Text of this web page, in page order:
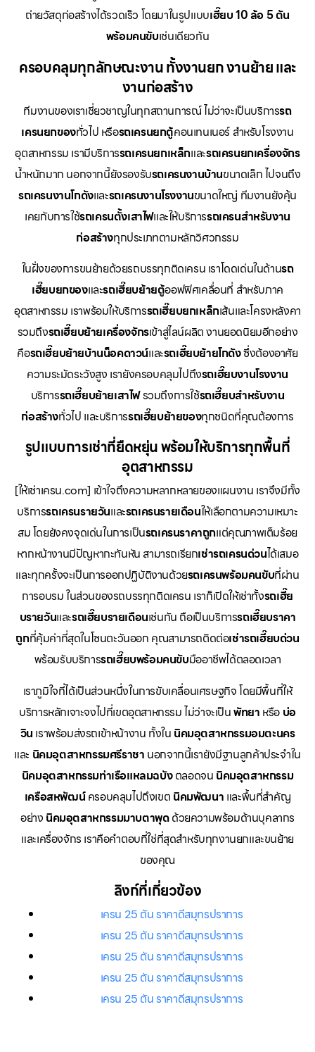
ถ่ายวัสดุก่อสร้างได้รวดเร็ว โดยมาในรูปแบบเฮี๊ยบ 10 ล้อ 5 ตัน
พร้อมคนขับเช่นเดียวกัน
ครอบคลุมทุกลักษณะงาน ทั้งงานยก งานย้าย และ
งานก่อสร้าง
ทีมงานของเราเชี่ยวชาญในทุกสถานการณ์ ไม่ว่าจะเป็นบริการรถ
เครนยกของทั่วไป หรือรถเครนยกตู้คอนเทนเนอร์ สำหรับโรงงาน
อุตสาหกรรม เรามีบริการรถเครนยกเหล็กและรถเครนยกเครื่องจักร
น้ำหนักมาก นอกจากนี้ยังรองรับรถเครนงานบ้านขนาดเล็ก ไปจนถึง
รถเครนงานโกดังและรถเครนงานโรงงานขนาดใหญ่ ทีมงานยังคุ้น
เคยกับการใช้รถเครนตั้งเสาไฟและให้บริการรถเครนสำหรับงาน
ก่อสร้างทุกประเภทตามหลักวิศวกรรม
ในฝั่งของการขนย้ายด้วยรถบรรทุกติดเครน เราโดดเด่นในด้านรถ
เฮี๊ยบยกของและรถเฮี๊ยบย้ายตู้ออฟฟิศเคลื่อนที่ สำหรับภาค
อุตสาหกรรม เราพร้อมให้บริการรถเฮี๊ยบยกเหล็กเส้นและโครงหลังคา
รวมถึงรถเฮี๊ยบย้ายเครื่องจักรเข้าสู่ไลน์ผลิต งานยอดนิยมอีกอย่าง
คือรถเฮี๊ยบย้ายบ้านน็อคดาวน์และรถเฮี๊ยบย้ายโกดังซึ่งต้องอาศัย
ความระมัดระวังสูง เรายังครอบคลุมไปถึงรถเฮี๊ยบงานโรงงาน
บริการรถเฮี๊ยบย้ายเสาไฟรวมถึงการใช้รถเฮี๊ยบสำหรับงาน
ก่อสร้างทั่วไป และบริการรถเฮี๊ยบย้ายของทุกชนิดที่คุณต้องการ
รูปแบบการเช่าที่ยืดหยุ่น พร้อมให้บริการทุกพื้นที่
อุตสาหกรรม
[ให้เช่าเครน.com] เข้าใจถึงความหลากหลายของแผนงาน เราจึงมีทั้ง
บริการรถเครนรายวันและรถเครนรายเดือนให้เลือกตามความเหมาะ
สม โดยยังคงจุดเด่นในการเป็นรถเครนราคาถูกแต่คุณภาพเต็มร้อย
หากหน้างานมีปัญหากะทันหัน สามารถเรียกเช่ารถเครนด่วนได้เสมอ
และทุกครั้งจะเป็นการออกปฏิบัติงานด้วยรถเครนพร้อมคนขับที่ผ่าน
การอบรม ในส่วนของรถบรรทุกติดเครน เราก็เปิดให้เช่าทั้งรถเฮี๊ย
บรายวันและรถเฮี๊ยบรายเดือนเช่นกัน ถือเป็นบริการรถเฮี๊ยบราคา
ถูกที่คุ้มค่าที่สุดในโซนตะวันออก คุณสามารถติดต่อเช่ารถเฮี๊ยบด่วน
พร้อมรับบริการรถเฮี๊ยบพร้อมคนขับมืออาชีพได้ตลอดเวลา
เราภูมิใจที่ได้เป็นส่วนหนึ่งในการขับเคลื่อนเศรษฐกิจ โดยมีพื้นที่ให้
บริการหลักเจาะจงไปที่เขตอุตสาหกรรม ไม่ว่าจะเป็นพัทยา หรือ บ่อ
วิน เราพร้อมส่งรถเข้าหน้างาน ทั้งใน นิคมอุตสาหกรรมอมตะนคร
และ นิคมอุตสาหกรรมศรีราชา นอกจากนี้เรายังมีฐานลูกค้าประจำใน
นิคมอุตสาหกรรมท่าเรือแหลมฉบังตลอดจน นิคมอุตสาหกรรม
เครือสหพัฒน์ครอบคลุมไปถึงเขต นิคมพัฒนา และพื้นที่สำคัญ
อย่าง นิคมอุตสาหกรรมมาบตาพุดด้วยความพร้อมด้านบุคลากร
และเครื่องจักร เราคือคำตอบที่ใช่ที่สุดสำหรับทุกงานยกและขนย้าย
ของคุณ
ลิงก์ที่เกี่ยวข้อง
เครน 25 ตัน ราคาดีสมุทรปราการ
เครน 25 ตัน ราคาดีสมุทรปราการ
เครน 25 ตัน ราคาดีสมุทรปราการ
เครน 25 ตัน ราคาดีสมุทรปราการ
เครน 25 ตัน ราคาดีสมุทรปราการ